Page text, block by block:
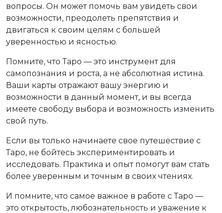
вопросы. Он может помочь вам увидеть свои
возможности, преодолеть препятствия и
двигаться к своим целям с большей
уверенностью и ясностью.
Помните, что Таро — это инструмент для
самопознания и роста, а не абсолютная истина.
Ваши карты отражают вашу энергию и
возможности в данный момент, и вы всегда
имеете свободу выбора и возможность изменить
свой путь.
Если вы только начинаете свое путешествие с
Таро, не бойтесь экспериментировать и
исследовать. Практика и опыт помогут вам стать
более уверенным и точным в своих чтениях.
И помните, что самое важное в работе с Таро —
это открытость, любознательность и уважение к